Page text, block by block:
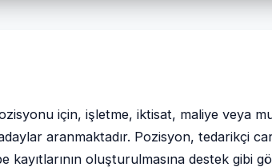
için, işletme, iktisat, maliye veya
aranmaktadır. Pozisyon, tedarikçi
kayıtlarının oluşturulmasına destek gibi